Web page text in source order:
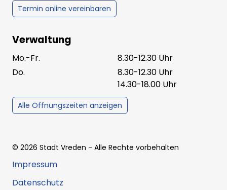
Termin online vereinbaren
Verwaltung
Mo.-Fr.
8.30-12.30 Uhr
Do.
8.30-12.30 Uhr
14.30-18.00 Uhr
Alle Öffnungszeiten anzeigen
© 2026 Stadt Vreden - Alle Rechte vorbehalten
Impressum
Datenschutz